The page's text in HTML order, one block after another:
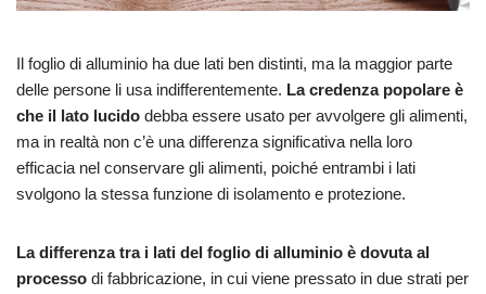
Il foglio di alluminio ha due lati ben distinti, ma la maggior parte
delle persone li usa indifferentemente. La credenza popolare è
che il lato lucido debba essere usato per avvolgere gli alimenti,
ma in realtà non c’è una differenza significativa nella loro
efficacia nel conservare gli alimenti, poiché entrambi i lati
svolgono la stessa funzione di isolamento e protezione.
La differenza tra i lati del foglio di alluminio è dovuta al
processo di fabbricazione, in cui viene pressato in due strati per